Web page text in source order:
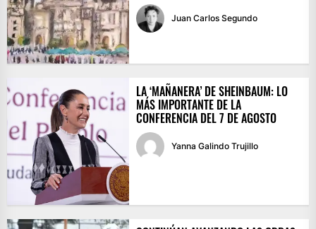
Juan Carlos Segundo
LA ‘MAÑANERA’ DE SHEINBAUM: LO
MÁS IMPORTANTE DE LA
CONFERENCIA DEL 7 DE AGOSTO
Yanna Galindo Trujillo